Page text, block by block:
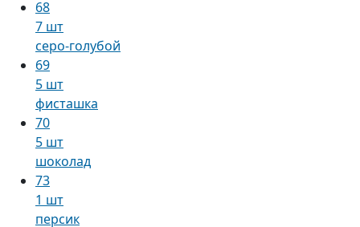
68
7 шт
серо-голубой
69
5 шт
фисташка
70
5 шт
шоколад
73
1 шт
персик